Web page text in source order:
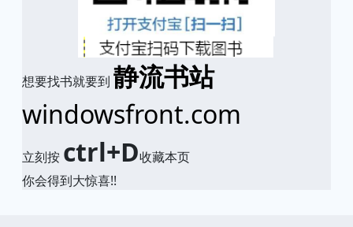
想要找书就要到 静流书站
windowsfront.com
立刻按 ctrl+D收藏本页
你会得到大惊喜!!